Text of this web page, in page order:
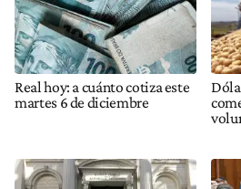
Real hoy: a cuánto cotiza este
martes 6 de diciembre